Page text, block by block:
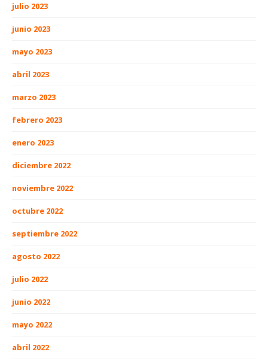
julio 2023
junio 2023
mayo 2023
abril 2023
marzo 2023
febrero 2023
enero 2023
diciembre 2022
noviembre 2022
octubre 2022
septiembre 2022
agosto 2022
julio 2022
junio 2022
mayo 2022
abril 2022